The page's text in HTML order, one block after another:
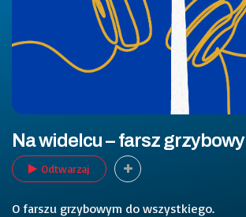
Na widelcu – farsz grzybowy
Odtwarzaj
O farszu grzybowym do wszystkiego.